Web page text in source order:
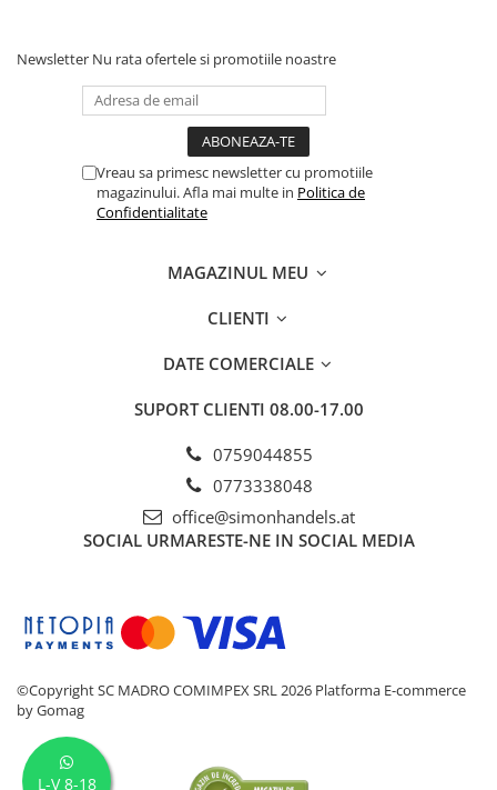
Newsletter Nu rata ofertele si promotiile noastre
Vreau sa primesc newsletter cu promotiile
magazinului. Afla mai multe in Politica de
Confidentialitate
MAGAZINUL MEU
CLIENTI
DATE COMERCIALE
SUPORT CLIENTI 08.00-17.00
0759044855
0773338048
office@simonhandels.at
SOCIAL URMARESTE-NE IN SOCIAL MEDIA
©Copyright SC MADRO COMIMPEX SRL 2026 Platforma E-commerce
by Gomag
L-V 8-18